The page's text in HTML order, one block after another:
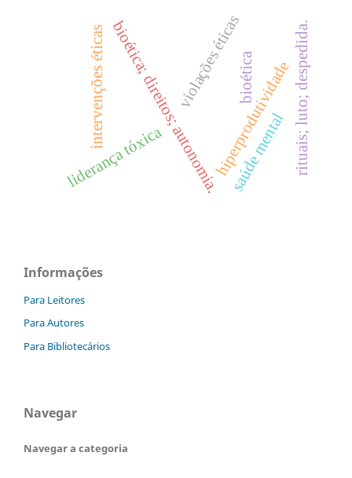
bioética; direitos; autonomia. bioética
intervenções éticas violações éticashiperprodutividade
liderança tóxica saúde mentalrituais; luto; despedida.
Informações
Para Leitores
Para Autores
Para Bibliotecários
Navegar
Navegar a categoria